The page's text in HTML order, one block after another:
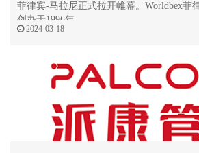
菲律宾-马拉尼正式拉开帷幕。Worldbex菲
创办于1996年，
2024-03-18